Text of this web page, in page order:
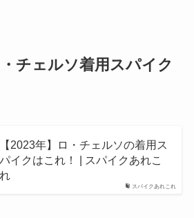
・チェルソ着用スパイク
スパイクあれこれ
【2023年】ロ・チェルソの着用ス
パイクはこれ！ | スパイクあれこ
れ